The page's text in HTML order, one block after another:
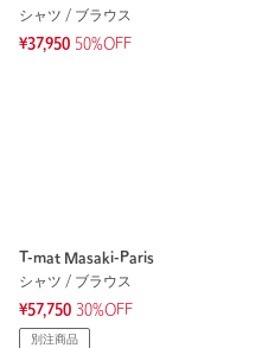
シャツ / ブラウス
¥37,950 50%OFF
T-mat Masaki-Paris
シャツ / ブラウス
¥57,750 30%OFF
別注商品